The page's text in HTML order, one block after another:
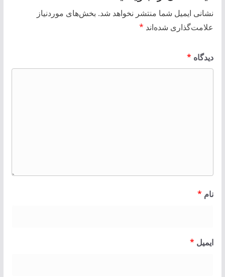
نشانی ایمیل شما منتشر نخواهد شد. بخش‌های موردنیاز
علامت‌گذاری شده‌اند *
دیدگاه *
نام *
ایمیل *